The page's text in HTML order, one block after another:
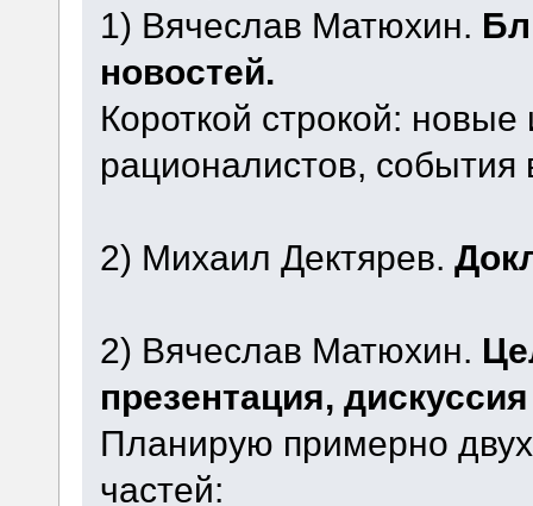
1) Вячеслав Матюхин.
новостей.
Короткой строкой:
рационалистов,
2) Михаил Дектярев.
2) Вячеслав Матюхин.
презентация,
Планирую примерно
частей: